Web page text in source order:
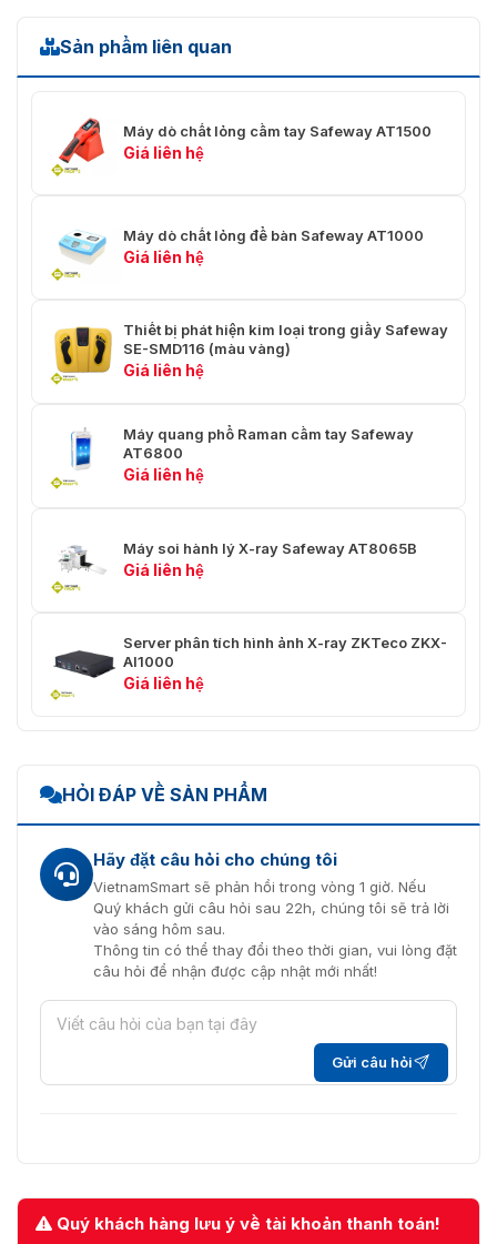
Sản phẩm liên quan
Máy dò chất lỏng cầm tay Safeway AT1500
Giá liên hệ
Máy dò chất lỏng để bàn Safeway AT1000
Giá liên hệ
Thiết bị phát hiện kim loại trong giầy Safeway
SE-SMD116 (màu vàng)
Giá liên hệ
Máy quang phổ Raman cầm tay Safeway
AT6800
Giá liên hệ
Máy soi hành lý X-ray Safeway AT8065B
Giá liên hệ
Server phân tích hình ảnh X-ray ZKTeco ZKX-
AI1000
Giá liên hệ
HỎI ĐÁP VỀ SẢN PHẨM
Hãy đặt câu hỏi cho chúng tôi
VietnamSmart sẽ phản hồi trong vòng 1 giờ. Nếu
Quý khách gửi câu hỏi sau 22h, chúng tôi sẽ trả lời
vào sáng hôm sau.
Thông tin có thể thay đổi theo thời gian, vui lòng đặt
câu hỏi để nhận được cập nhật mới nhất!
Gửi câu hỏi
Quý khách hàng lưu ý về tài khoản thanh toán!